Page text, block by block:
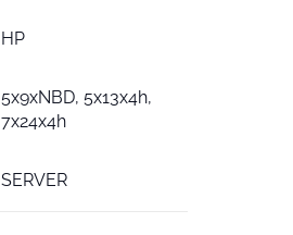
HP
5x9xNBD, 5x13x4h,
7x24x4h
SERVER